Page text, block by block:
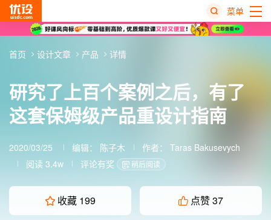
菜单
研究了上百个案例之后，有了
这套保姆级产品重设计指南
2020/03/25 编辑： 陈子木 作者： Taras Bakusevych
阅读 3.4w
评论有奖 稍后阅读
收藏 199 点赞37
首页 设计文章 产品 详情